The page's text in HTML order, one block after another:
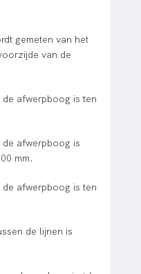
gemeten van het
van de
afwerpboog is ten
afwerpboog is
mm.
afwerpboog is ten
de lijnen is